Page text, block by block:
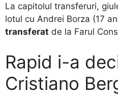
La capitolul transferuri,
lotul cu Andrei Borza (17
transferat de la Farul
Rapid i-a
Cristiano